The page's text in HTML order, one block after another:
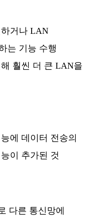
거나 LAN
는 기능 수행
훨씬 더 큰 LAN을
에 데이터 전송의
이 추가된 것
다른 통신망에